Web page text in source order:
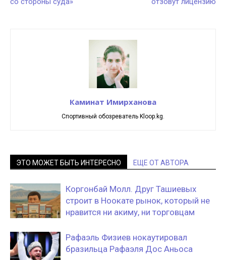
Каминат Имирханова
Спортивный обозреватель Kloop.kg.
ЭТО МОЖЕТ БЫТЬ ИНТЕРЕСНО ЕЩЕ ОТ АВТОРА
Коргонбай Молл. Друг Ташиевых
строит в Ноокате рынок, который не
нравится ни акиму, ни торговцам
Рафаэль Физиев нокаутировал
бразильца Рафаэля Дос Аньоса